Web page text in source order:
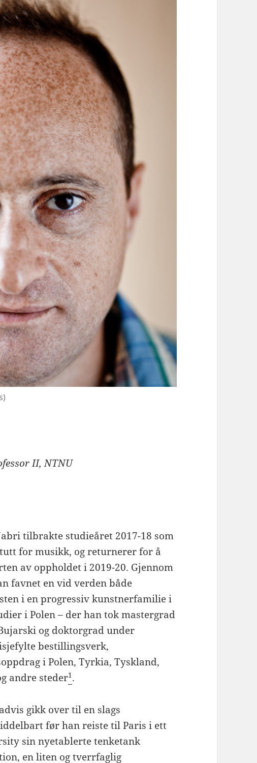
II, NTNU
tilbrakte studieåret 2017-18 som
for musikk, og returnerer for å
av oppholdet i 2019-20. Gjennom
favnet en vid verden både
i en progressiv kunstnerfamilie i
i Polen – der han tok mastergrad
og doktorgrad under
bestillingsverk,
i Polen, Tyrkia, Tyskland,
andre steder1 .
gikk over til en slags
før han reiste til Paris i ett
sin nyetablerte tenketank
en liten og tverrfaglig